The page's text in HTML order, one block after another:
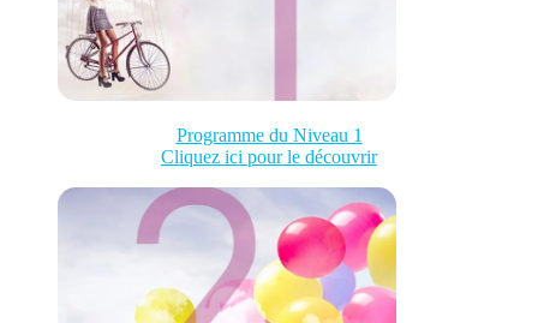
Programme du Niveau 1
Cliquez ici pour le découvrir